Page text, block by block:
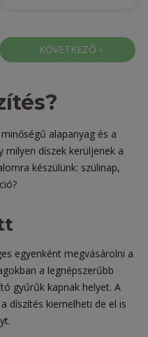
alapanyag és a
milyen díszek kerüljenek a
készülünk: szülinap,
egyenként megvásárolni a
a legnépszerűbb
gyűrűk kapnak helyet. A
díszítés kiemelheti de el is